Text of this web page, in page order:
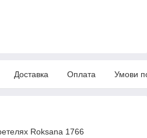
Доставка Оплата Умови
Roksana 1766